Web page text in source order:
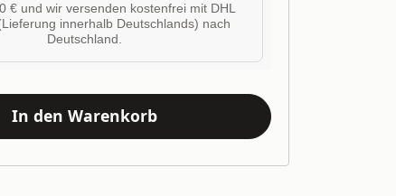
€ und wir versenden kostenfrei mit DHL
innerhalb Deutschlands) nach
Deutschland.
In den Warenkorb